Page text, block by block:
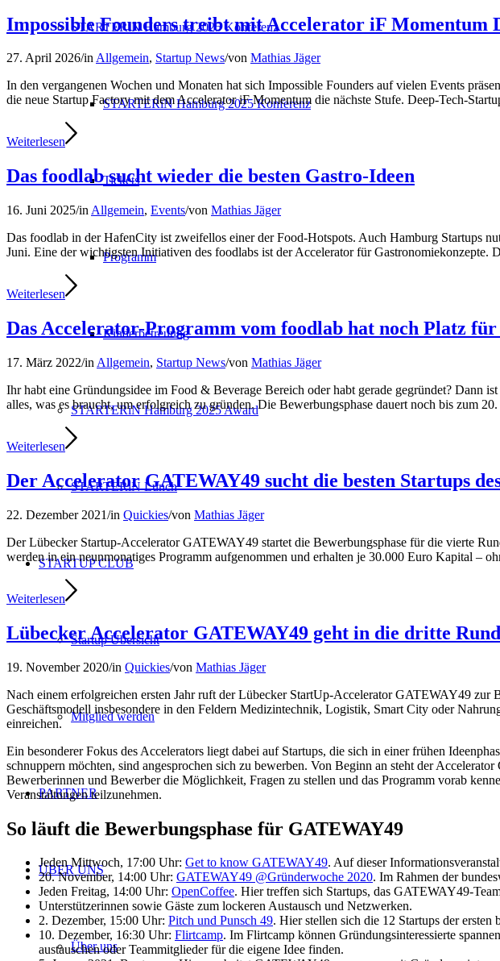
STARTERiN Hamburg 2025 Konferenz
STARTERiN Hamburg 2025 Konferenz
Tickets
Programm
Kinderbetreuung
STARTERiN Hamburg 2025 Award
STARTERiN Lunch
STARTUP CLUB
Startup Übersicht
Mitglied werden
PARTNER
ÜBER UNS
Über uns
Impossible Founders treibt mit Accelerator iF Momentum
27. April 2026/inAllgemein, Startup News/von Mathias Jäger
In den vergangenen Wochen und Monaten hat sich Impossible Founders auf vielen Events
die neue Startup Factory mit dem Accelerator iF Momentum die nächste Stufe. Deep-Tech-
Weiterlesen
Das foodlab sucht wieder die besten Gastro-Ideen
16. Juni 2025/in Allgemein, Events/von Mathias Jäger
Das foodlab in der HafenCity ist zweifellos einer der Food-Hotspots. Auch Hamburg Startups
Juni. Eine der wichtigsten Initiativen des foodlabs ist der Accelerator für Gastronomiekonzepte.
Weiterlesen
Das Accelerator-Programm vom foodlab hat noch Platz
17. März 2022/in Allgemein, Startup News/von Mathias Jäger
Ihr habt eine Gründungsidee im Food & Beverage Bereich oder habt gerade gegründet? Dann
alles, was es braucht, um erfolgreich zu gründen. Die Bewerbungsphase dauert noch bis zum
Weiterlesen
Der Accelerator GATEWAY49 sucht die besten Startups
22. Dezember 2021/in Quickies/von Mathias Jäger
Der Lübecker Startup-Accelerator GATEWAY49 startet die Bewerbungsphase für die vierte
werden in ein neunmonatiges Programm aufgenommen und erhalten je 30.000 Euro Kapital –
Weiterlesen
Lübecker Accelerator GATEWAY49 geht in die dritte
19. November 2020/in Quickies/von Mathias Jäger
Nach einem erfolgreichen ersten Jahr ruft der Lübecker StartUp-Accelerator GATEWAY49
Geschäftsmodell insbesondere in den Feldern Medizintechnik, Logistik, Smart City oder
einreichen.
Ein besonderer Fokus des Accelerators liegt dabei auf Startups, die sich in einer frühen
schnuppern möchten, sind angesprochen sich zu bewerben. Von Beginn an steht der
Bewerberinnen und Bewerber die Möglichkeit, Fragen zu stellen und das Programm vorab
Veranstaltungen teilzunehmen.
So läuft die Bewerbungsphase für GATEWAY49
Jeden Mittwoch, 17:00 Uhr: Get to know GATEWAY49. Auf dieser
20. November, 14:00 Uhr: GATEWAY49 @Gründerwoche 2020. Im Rahmen der
Jeden Freitag, 14:00 Uhr: OpenCoffee. Hier treffen sich Startups, das GATEWAY49-
Unterstützerinnen sowie Gäste zum lockeren Austausch und Netzwerken.
2. Dezember, 15:00 Uhr: Pitch und Punsch 49. Hier stellen sich die 12 Startups der ersten
10. Dezember, 16:30 Uhr: Flirtcamp. Im Flirtcamp können Gründungsinteressierte
austauschen oder Teammitglieder für die eigene Idee finden.